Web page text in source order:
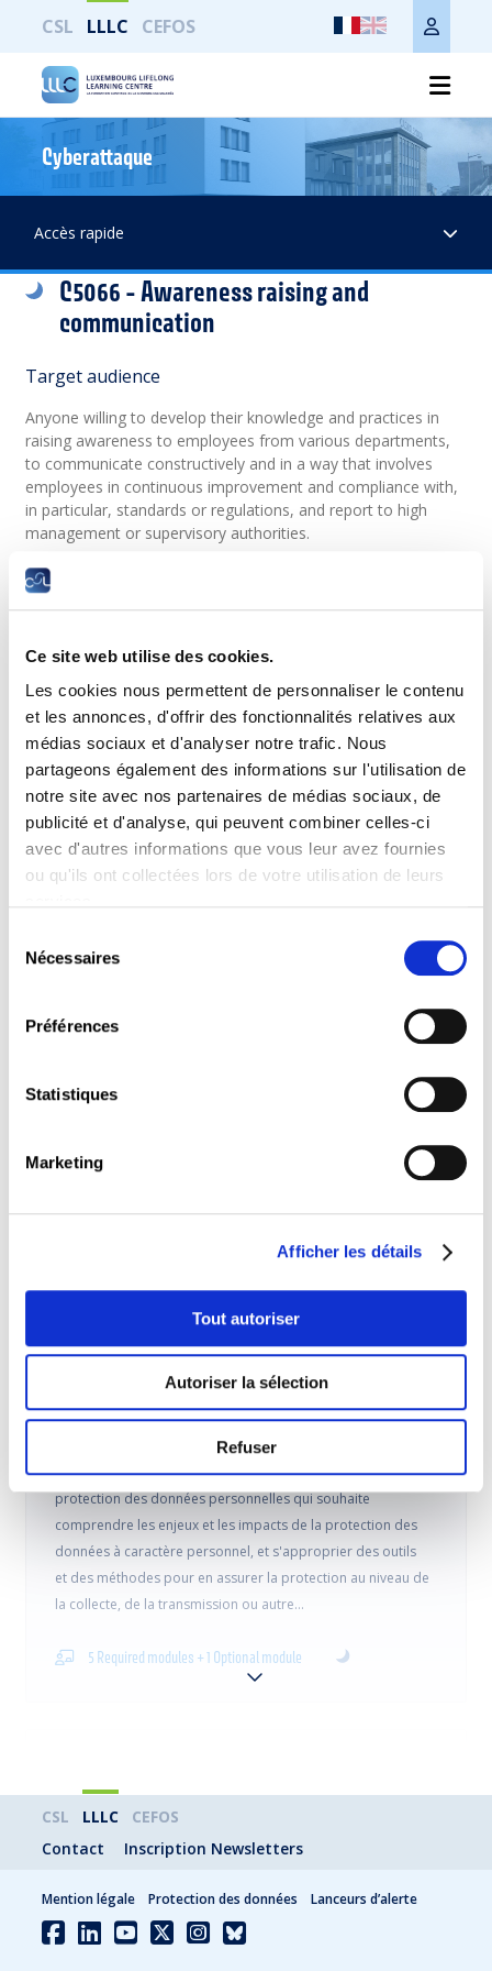
Ce site web utilise des cookies.
Les cookies nous permettent de personnaliser le contenu
et les annonces, d'offrir des fonctionnalités relatives aux
médias sociaux et d'analyser notre trafic. Nous
partageons également des informations sur l'utilisation de
notre site avec nos partenaires de médias sociaux, de
publicité et d'analyse, qui peuvent combiner celles-ci
avec d'autres informations que vous leur avez fournies
ou qu'ils ont collectées lors de votre utilisation de leurs
Nécessaires
Préférences
Statistiques
Marketing
Afficher les détails
Tout autoriser
Autoriser la sélection
Refuser
CSL LLLC CEFOS
Cyberattaque
Accès rapide
C5066 - Awareness raising and
communication
Target audience
Anyone willing to develop their knowledge and practices in
raising awareness to employees from various departments,
to communicate constructively and in a way that involves
employees in continuous improvement and compliance with,
in particular, standards or regulations, and report to high
management or supervisory authorities.
Objectives
Understand the component and specifications of different
Analyse a communication situation.
Gather information, use and develop communication
tools relevant to the context.
Design and develop awareness actions.
Give constructive feedback.
Manage to mobilise the group.
Prerequisites
Sessions
180 €
This course is linked to profiles
Le professionnel en protection des données
Ce parcours de formation s'adresse à tout responsable de
traitement de données ou toute personne chargée de la
protection des données personnelles qui souhaite
comprendre les enjeux et les impacts de la protection des
données à caractère personnel, et s'approprier des outils
et des méthodes pour en assurer la protection au niveau de
la collecte, de la transmission ou autre…
5 Required modules + 1 Optional module
Ce parcours s’adresse aux professionnels ou futurs
professionnels souhaitant évoluer vers un rôle de Business
structurer leurs compétences en analyse des besoins,
modélisation et exploitation des données.Il s'étend sur une
CSL LLLC
CEFOS
Contact
Inscription Newsletters
Mention légale Protection des données Lanceurs d’alerte